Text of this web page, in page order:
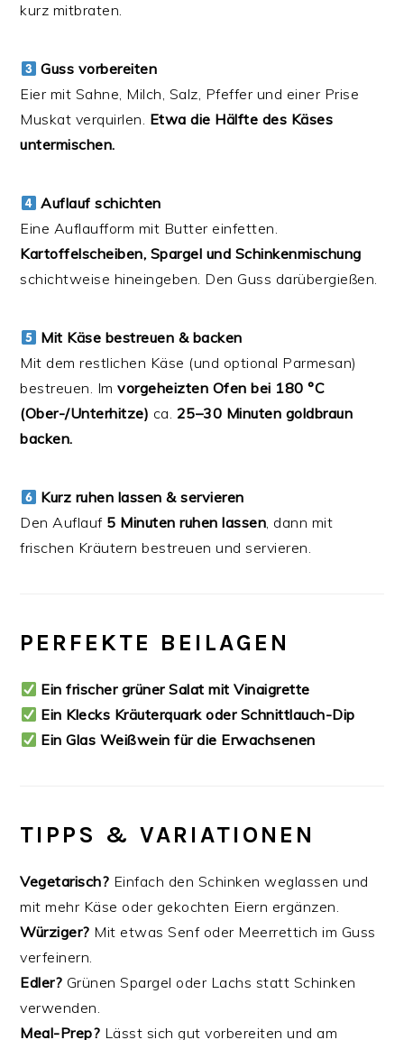
kurz mitbraten.
Guss vorbereiten
Eier mit Sahne, Milch, Salz, Pfeffer und einer Prise
Muskat verquirlen. Etwa die Hälfte des Käses
untermischen.
Auflauf schichten
Eine Auflaufform mit Butter einfetten.
Kartoffelscheiben, Spargel und Schinkenmischung
schichtweise hineingeben. Den Guss darübergießen.
Mit Käse bestreuen & backen
Mit dem restlichen Käse (und optional Parmesan)
bestreuen. Imvorgeheizten Ofen bei 180 °C
(Ober-/Unterhitze) ca. 25–30 Minuten goldbraun
backen.
Kurz ruhen lassen & servieren
Den Auflauf 5 Minuten ruhen lassen, dann mit
frischen Kräutern bestreuen und servieren.
PERFEKTE BEILAGEN
Ein frischer grüner Salat mit Vinaigrette
Ein Klecks Kräuterquark oder Schnittlauch-Dip
Ein Glas Weißwein für die Erwachsenen
TIPPS & VARIATIONEN
Vegetarisch? Einfach den Schinken weglassen und
mit mehr Käse oder gekochten Eiern ergänzen.
Würziger? Mit etwas Senf oder Meerrettich im Guss
verfeinern.
Edler? Grünen Spargel oder Lachs statt Schinken
verwenden.
Meal-Prep? Lässt sich gut vorbereiten und am